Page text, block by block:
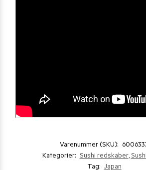
Varenummer (SKU):
Kategorier: Sushi redskaber,
Tag: Japan